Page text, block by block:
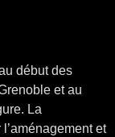
début des
et au
La
et